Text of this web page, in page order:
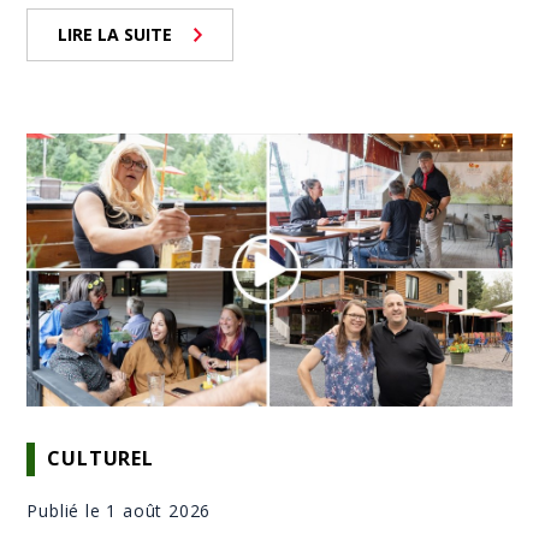
LIRE LA SUITE
CULTUREL
Publié le 1 août 2026